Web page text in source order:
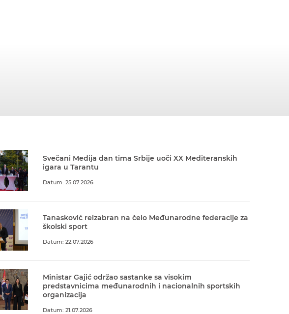
Svečani Medija dan tima Srbije uoči XX Mediteranskih
igara u Tarantu
Datum: 25.07.2026
Tanasković reizabran na čelo Međunarodne federacije za
školski sport
Datum: 22.07.2026
Ministar Gajić održao sastanke sa visokim
predstavnicima međunarodnih i nacionalnih sportskih
organizacija
Datum: 21.07.2026